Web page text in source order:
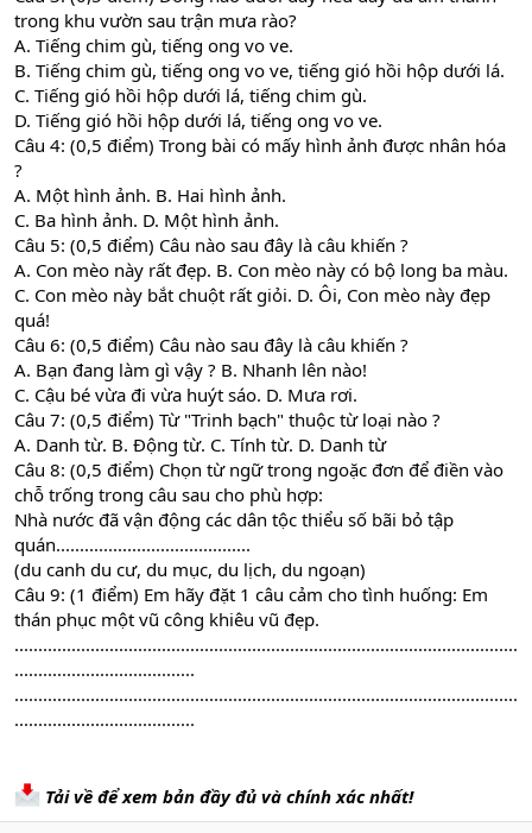
trong khu vườn sau trận mưa rào?
A. Tiếng chim gù, tiếng ong vo ve.
B. Tiếng chim gù, tiếng ong vo ve, tiếng gió hồi hộp dưới lá.
C. Tiếng gió hồi hộp dưới lá, tiếng chim gù.
D. Tiếng gió hồi hộp dưới lá, tiếng ong vo ve.
Câu 4: (0,5 điểm) Trong bài có mấy hình ảnh được nhân hóa
?
A. Một hình ảnh. B. Hai hình ảnh.
C. Ba hình ảnh. D. Một hình ảnh.
Câu 5: (0,5 điểm) Câu nào sau đây là câu khiến ?
A. Con mèo này rất đẹp. B. Con mèo này có bộ long ba màu.
C. Con mèo này bắt chuột rất giỏi. D. Ôi, Con mèo này đẹp
quá!
Câu 6: (0,5 điểm) Câu nào sau đây là câu khiến ?
A. Bạn đang làm gì vậy ? B. Nhanh lên nào!
C. Cậu bé vừa đi vừa huýt sáo. D. Mưa rơi.
Câu 7: (0,5 điểm) Từ "Trinh bạch" thuộc từ loại nào ?
A. Danh từ. B. Động từ. C. Tính từ. D. Danh từ
Câu 8: (0,5 điểm) Chọn từ ngữ trong ngoặc đơn để điền vào
chỗ trống trong câu sau cho phù hợp:
Nhà nước đã vận động các dân tộc thiểu số bãi bỏ tập
quán.........................................
(du canh du cư, du mục, du lịch, du ngoạn)
Câu 9: (1 điểm) Em hãy đặt 1 câu cảm cho tình huống: Em
thán phục một vũ công khiêu vũ đẹp.
..........................................................................................................
......................................
..........................................................................................................
......................................
Tải về để xem bản đầy đủ và chính xác nhất!